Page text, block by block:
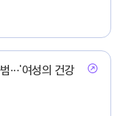
···'여성의 건강